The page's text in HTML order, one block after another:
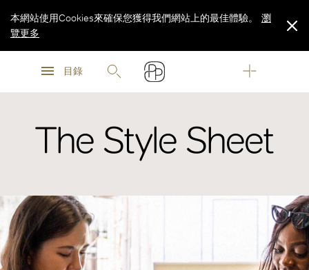
瀏
目錄
本網站使用Cookies來確保您獲得我們網站上的最佳體驗。
瀏
覽更多
The Style Sheet